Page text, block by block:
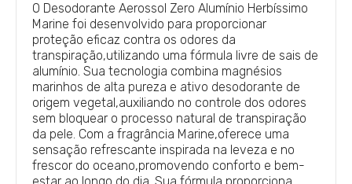
O Desodorante Aerossol Zero Alumínio Herbíssimo
Marine foi desenvolvido para proporcionar
proteção eficaz contra os odores da
transpiração,utilizando uma fórmula livre de sais de
alumínio. Sua tecnologia combina magnésios
marinhos de alta pureza e ativo desodorante de
origem vegetal,auxiliando no controle dos odores
sem bloquear o processo natural de transpiração
da pele. Com a fragrância Marine,oferece uma
sensação refrescante inspirada na leveza e no
frescor do oceano,promovendo conforto e bem-